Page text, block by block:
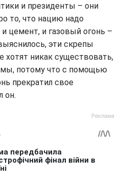
и президенты – они
то, что нацию надо
цемент, и газовый огонь –
эти скрепы
хотят никак существовать,
потому что с помощью
прекратил свое
он.